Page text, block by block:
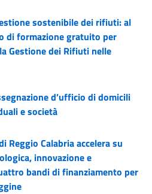
sostenibile dei rifiuti: al
di formazione gratuito per
Gestione dei Rifiuti nelle
d’ufficio di domicili
e società
Reggio Calabria accelera su
innovazione e
bandi di finanziamento per